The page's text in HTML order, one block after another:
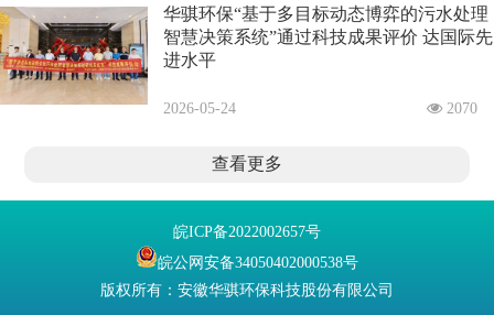
华骐环保“基于多目标动态博弈的污水处理
智慧决策系统”通过科技成果评价 达国际先
进水平
2026-05-24 2070
查看更多
皖ICP备2022002657号
皖公网安备34050402000538号
版权所有：安徽华骐环保科技股份有限公司